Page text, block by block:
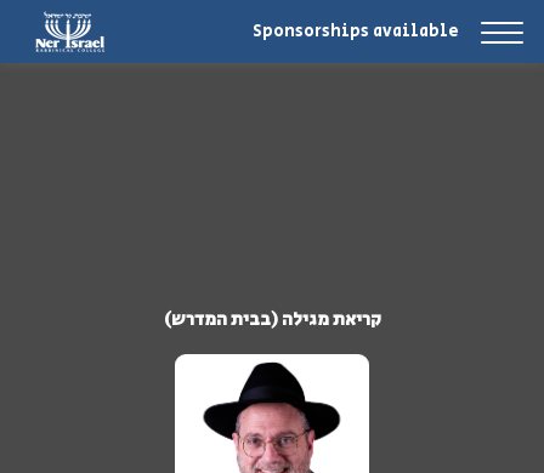
Sponsorships available
קריאת מגילה (בבית המדרש)